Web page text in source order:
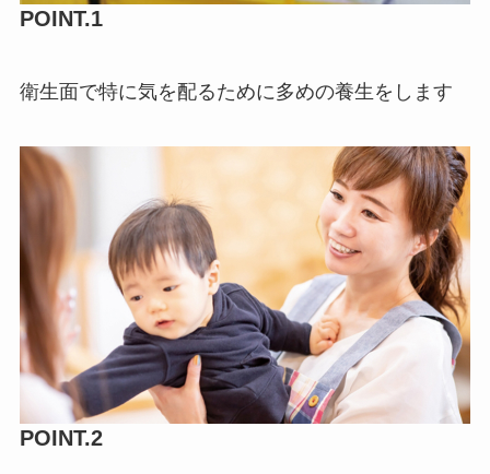
POINT.1
衛生面で特に気を配るために多めの養生をします
POINT.2